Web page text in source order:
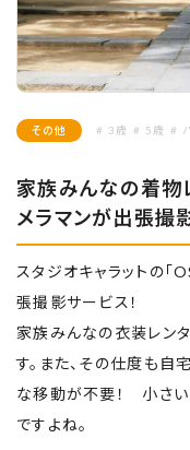
その他 # 3歳 # 5歳 #
家族みんなの着物
メラマンが出張撮
スタジオキャラットの「
張撮影サービス！
家族みんなの衣装レン
す。また、その仕度も自
な移動が不要！ 小さい
ですよね。